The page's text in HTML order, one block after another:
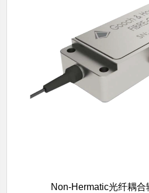
Non-Hermatic光纤耦